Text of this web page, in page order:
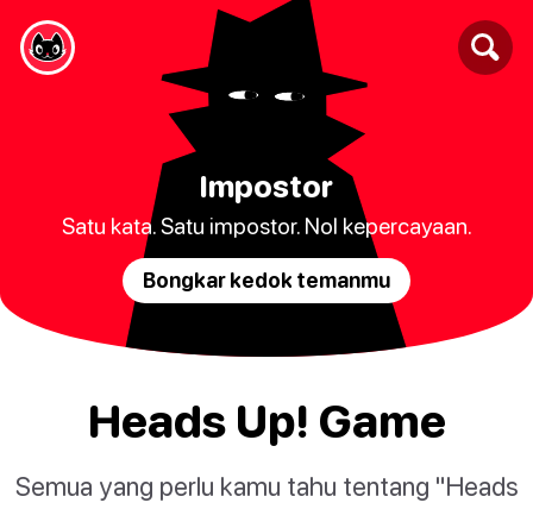
Impostor
Satu kata. Satu impostor. Nol kepercayaan.
Bongkar kedok temanmu
Heads Up! Game
Semua yang perlu kamu tahu tentang "Heads